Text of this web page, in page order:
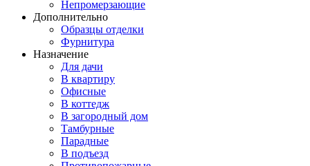
Непромерзающие
Дополнительно
Образцы отделки
Фурнитура
Назначение
Для дачи
В квартиру
Офисные
В коттедж
В загородный дом
Тамбурные
Парадные
В подъезд